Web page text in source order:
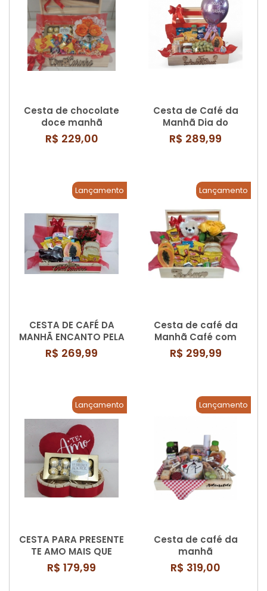
Cesta de chocolate
doce manhã
R$ 229,00
Cesta de Café da
Manhã Dia do
Parabens
R$ 289,99
Lançamento
CESTA DE CAFÉ DA
MANHÃ ENCANTO PELA
MANHÃ
R$ 269,99
Lançamento
Cesta de café da
Manhã Café com
Flores
R$ 299,99
Lançamento
CESTA PARA PRESENTE
TE AMO MAIS QUE
CHOCOLATE
R$ 179,99
Lançamento
Cesta de café da
manhã
comemorando seu
dia
R$ 319,00